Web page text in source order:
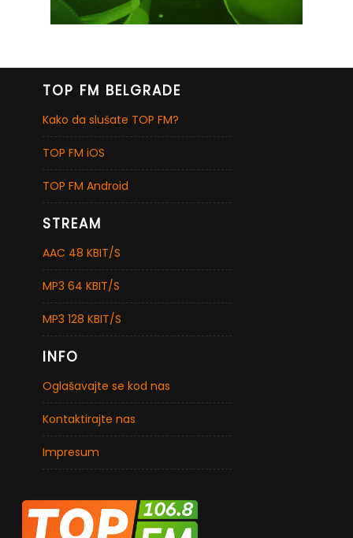
TOP FM BELGRADE
Kako da slušate TOP FM?
TOP FM iOS
TOP FM Android
STREAM
AAC 48 KBIT/S
MP3 64 KBIT/S
MP3 128 KBIT/S
INFO
Oglašavajte se kod nas
Kontaktirajte nas
Impresum